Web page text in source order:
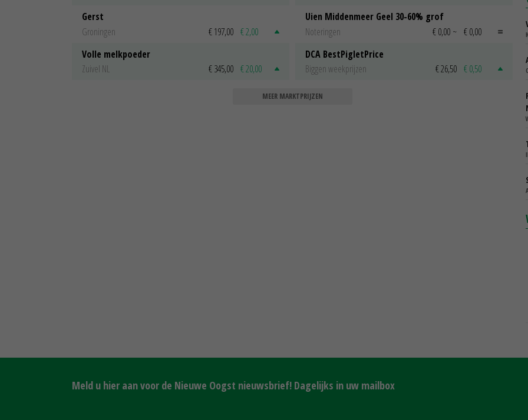
Gerst
Groningen
€ 197,00 € 2,00
Volle melkpoeder
Zuivel NL
€ 345,00 € 20,00
Uien Middenmeer Geel 30-60% grof
Noteringen
€ 0,00 ~ € 0,00
DCA BestPigletPrice
Biggen weekprijzen
€ 26,50 € 0,50
MEER MARKTPRIJZEN
Meld u hier aan voor de Nieuwe Oogst nieuwsbrief! Dagelijks in uw mailbox